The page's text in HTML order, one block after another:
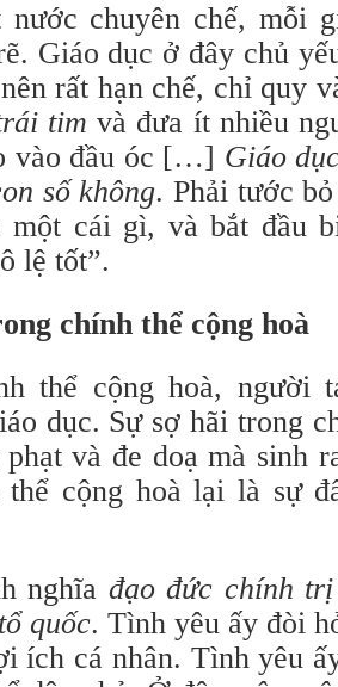
nước chuyên chế, mỗi
Giáo dục ở đây chủ
rất hạn chế, chỉ quy
tim và đưa ít nhiều
vào đầu óc […] Giáo
số không. Phải tước
một cái gì, và bắt đầu
lệ tốt”.
chính thể cộng hoà
thể cộng hoà, người
dục. Sự sợ hãi trong
phạt và đe doạ mà sinh
thể cộng hoà lại là sự
nghĩa đạo đức chính
quốc. Tình yêu ấy đòi
ích cá nhân. Tình yêu